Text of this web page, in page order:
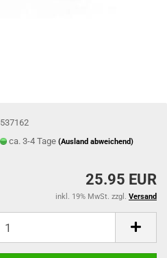
537162
ca. 3-4 Tage(Ausland abweichend)
25.95 EUR
inkl. 19% MwSt. zzgl. Versand